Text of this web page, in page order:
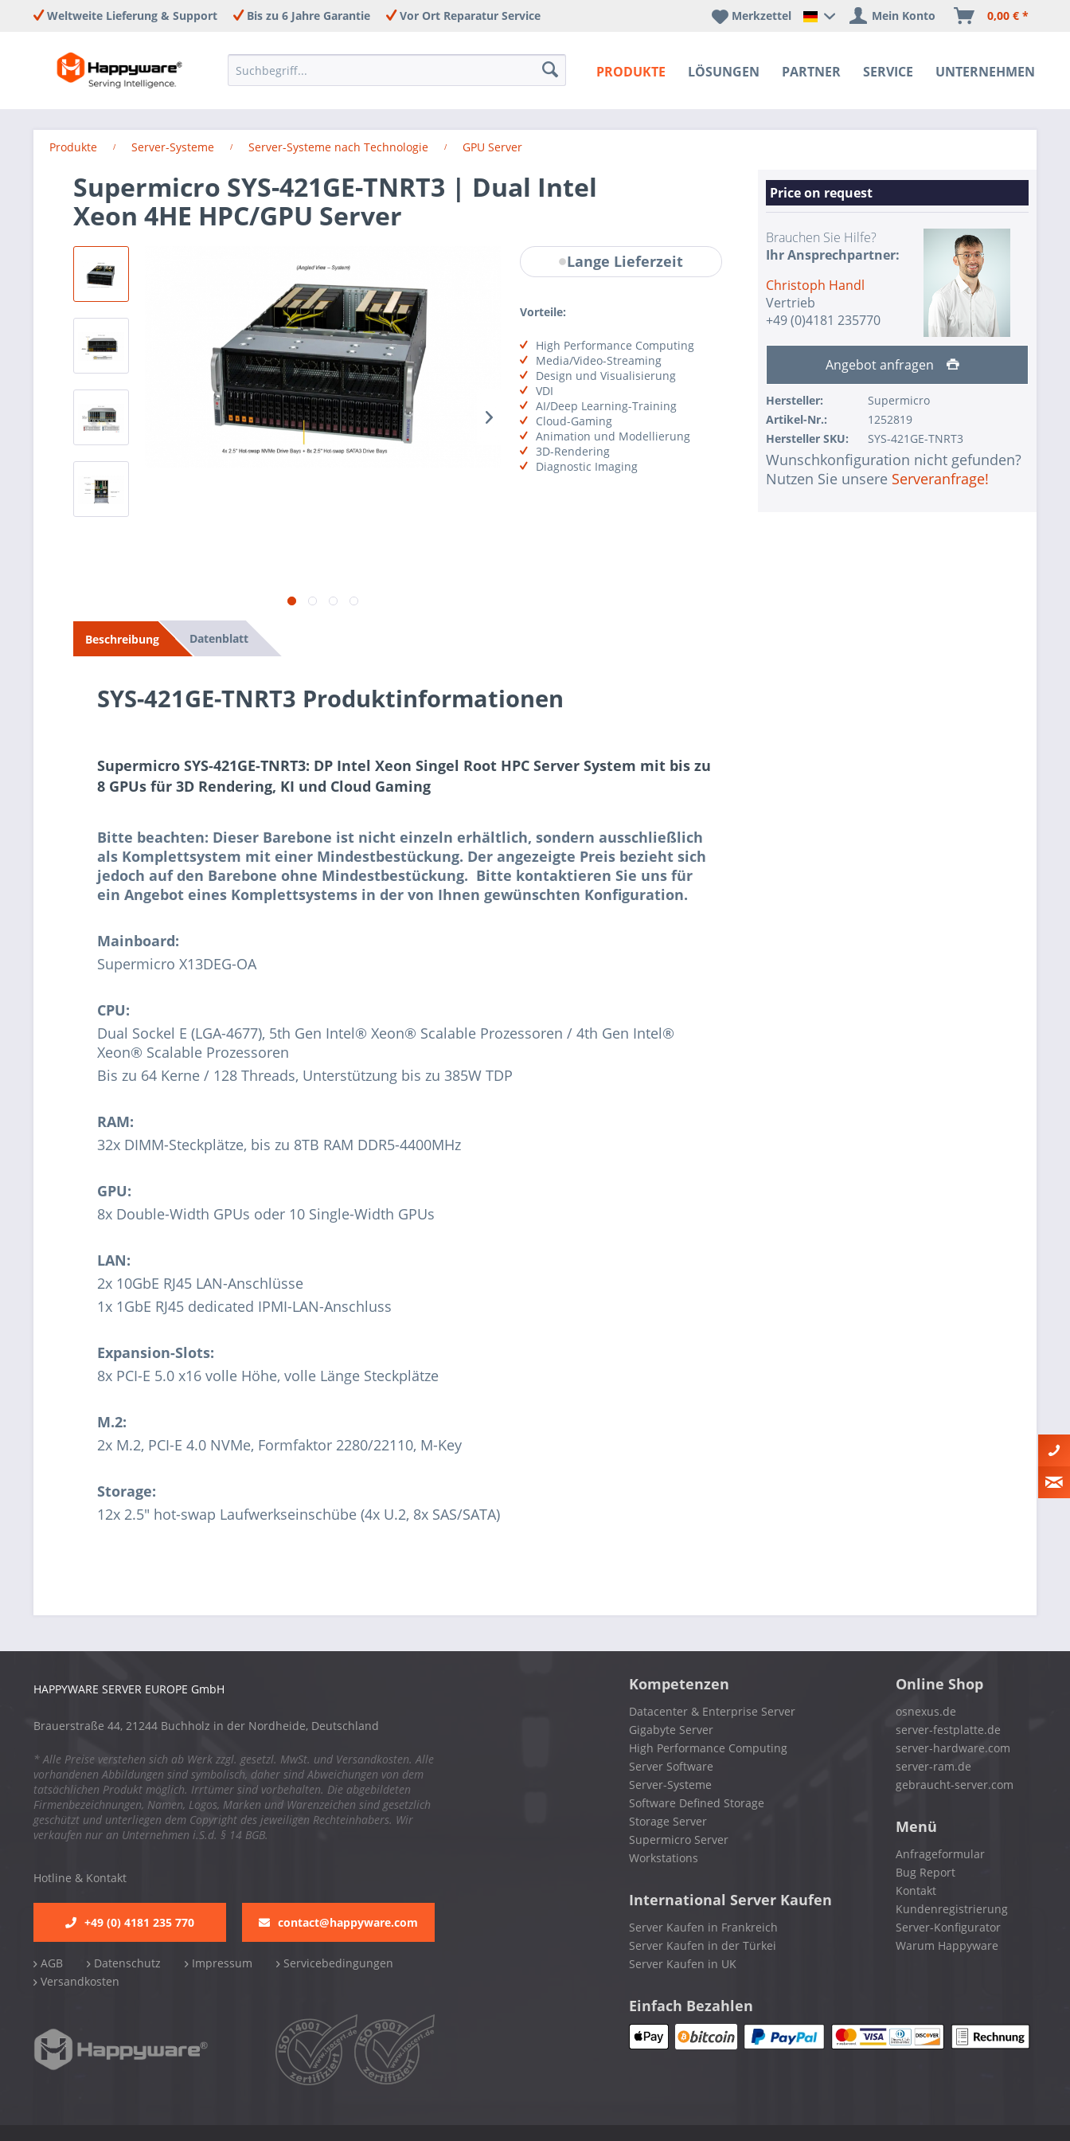
Weltweite Lieferung & Support Bis zu 6 Jahre Garantie Vor Ort Reparatur Service
PRODUKTE LÖSUNGEN PARTNER SERVICE UNTERNEHMEN
Happyware Deutschland
Merkzettel Mein Konto 0,00 € *
Produkte Server-Systeme Server-Systeme nach Technologie GPU Server
Supermicro SYS-421GE-TNRT3 | Dual Intel
Xeon 4HE HPC/GPU Server
Lange Lieferzeit
Vorteile:
High Performance Computing
Media/Video-Streaming
Design und Visualisierung
VDI
AI/Deep Learning-Training
Cloud-Gaming
Animation und Modellierung
3D-Rendering
Diagnostic Imaging
Price on request
Brauchen Sie Hilfe?
Ihr Ansprechpartner:
Christoph Handl
Vertrieb
+49 (0)4181 235770
Angebot anfragen
Hersteller:
Supermicro
Artikel-Nr.:
1252819
Hersteller SKU:
SYS-421GE-TNRT3
Wunschkonfiguration nicht gefunden?
Nutzen Sie unsere Serveranfrage!
Beschreibung Datenblatt
SYS-421GE-TNRT3 Produktinformationen
Supermicro SYS-421GE-TNRT3: DP Intel Xeon Singel Root HPC Server System mit bis zu
8 GPUs für 3D Rendering, KI und Cloud Gaming
Bitte beachten: Dieser Barebone ist nicht einzeln erhältlich, sondern ausschließlich
als Komplettsystem mit einer Mindestbestückung. Der angezeigte Preis bezieht sich
jedoch auf den Barebone ohne Mindestbestückung. Bitte kontaktieren Sie uns für
ein Angebot eines Komplettsystems in der von Ihnen gewünschten Konfiguration.
Mainboard:
Supermicro X13DEG-OA
CPU:
Dual Sockel E (LGA-4677), 5th Gen Intel® Xeon® Scalable Prozessoren / 4th Gen Intel®
Xeon® Scalable Prozessoren
Bis zu 64 Kerne / 128 Threads, Unterstützung bis zu 385W TDP
RAM:
32x DIMM-Steckplätze, bis zu 8TB RAM DDR5-4400MHz
GPU:
8x Double-Width GPUs oder 10 Single-Width GPUs
LAN:
2x 10GbE RJ45 LAN-Anschlüsse
1x 1GbE RJ45 dedicated IPMI-LAN-Anschluss
Expansion-Slots:
8x PCI-E 5.0 x16 volle Höhe, volle Länge Steckplätze
M.2:
2x M.2, PCI-E 4.0 NVMe, Formfaktor 2280/22110, M-Key
Storage:
12x 2.5" hot-swap Laufwerkseinschübe (4x U.2, 8x SAS/SATA)
HAPPYWARE SERVER EUROPE GmbH
Brauerstraße 44, 21244 Buchholz in der Nordheide, Deutschland
* Alle Preise verstehen sich ab Werk zzgl. gesetzl. MwSt. und Versandkosten. Alle
vorhandenen Abbildungen sind symbolisch, daher sind Abweichungen von dem
tatsächlichen Produkt möglich. Irrtümer sind vorbehalten. Die abgebildeten
Firmenbezeichnungen, Namen, Logos, Marken und Warenzeichen sind gesetzlich
geschützt und unterliegen dem Copyright des jeweiligen Rechteinhabers. Wir
verkaufen nur an Unternehmen i.S.d. § 14 BGB.
Hotline & Kontakt
+49 (0) 4181 235 770 contact@happyware.com
AGB Datenschutz Impressum
Servicebedingungen
Versandkosten
Kompetenzen
Datacenter & Enterprise Server
Gigabyte Server
High Performance Computing
Server Software
Server-Systeme
Software Defined Storage
Storage Server
Supermicro Server
Workstations
International Server Kaufen
Server Kaufen in Frankreich
Server Kaufen in der Türkei
Server Kaufen in UK
Online Shop
osnexus.de
server-festplatte.de
server-hardware.com
server-ram.de
gebraucht-server.com
Menü
Anfrageformular
Bug Report
Kontakt
Kundenregistrierung
Server-Konfigurator
Warum Happyware
Einfach Bezahlen